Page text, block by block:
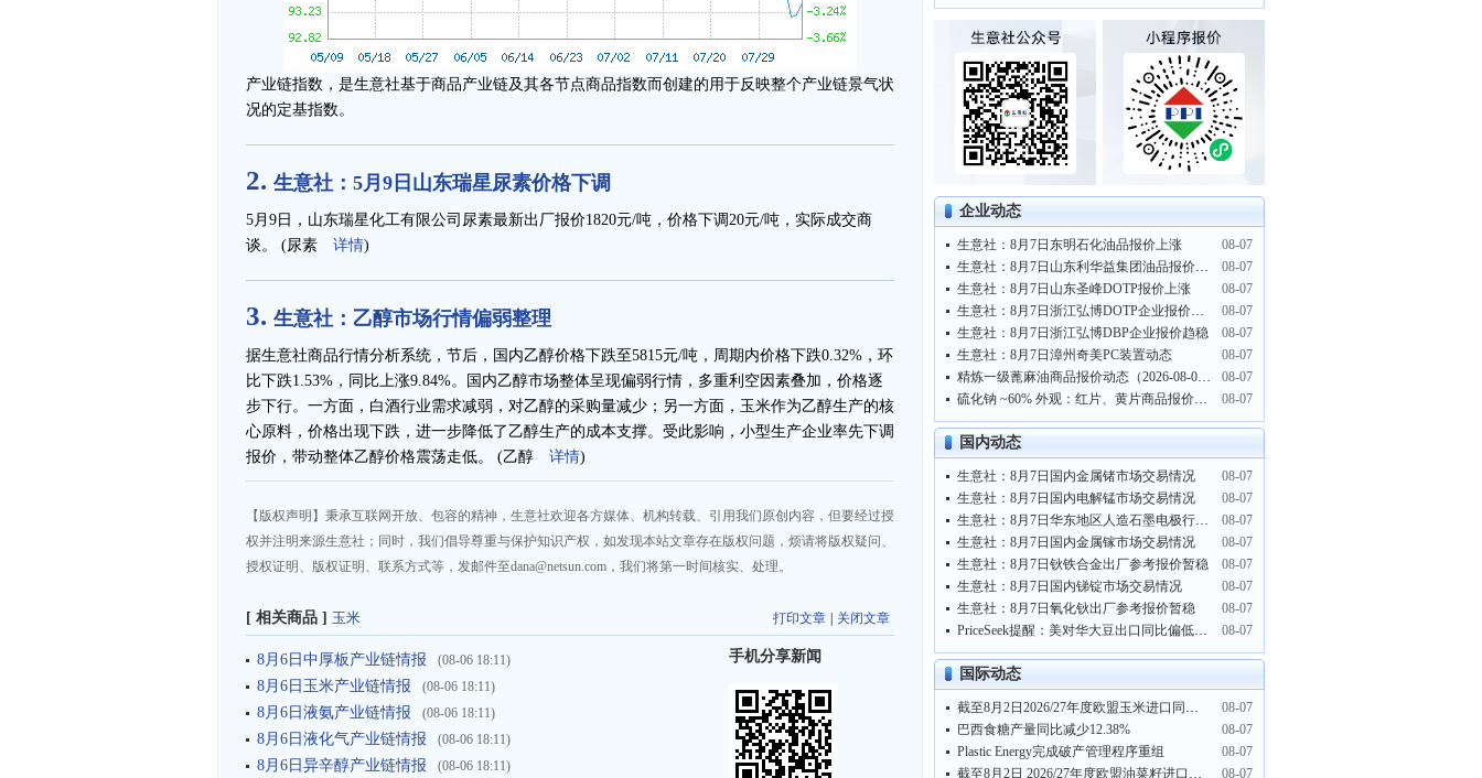
产业链指数，是生意社基于商品产业链及其各节点商品指数而创建的用于反映整个产业链景气状
况的定基指数。
2. 生意社：5月9日山东瑞星尿素价格下调
5月9日，山东瑞星化工有限公司尿素最新出厂报价1820元/吨，价格下调20元/吨，实际成交商
谈。 (尿素 详情)
3. 生意社：乙醇市场行情偏弱整理
据生意社商品行情分析系统，节后，国内乙醇价格下跌至5815元/吨，周期内价格下跌0.32%，环
比下跌1.53%，同比上涨9.84%。国内乙醇市场整体呈现偏弱行情，多重利空因素叠加，价格逐
步下行。一方面，白酒行业需求减弱，对乙醇的采购量减少；另一方面，玉米作为乙醇生产的核
心原料，价格出现下跌，进一步降低了乙醇生产的成本支撑。受此影响，小型生产企业率先下调
报价，带动整体乙醇价格震荡走低。 (乙醇 详情)
【版权声明】秉承互联网开放、包容的精神，生意社欢迎各方媒体、机构转载、引用我们原创内容，但要经过授
权并注明来源生意社；同时，我们倡导尊重与保护知识产权，如发现本站文章存在版权问题，烦请将版权疑问、
授权证明、版权证明、联系方式等，发邮件至dana@netsun.com，我们将第一时间核实、处理。
打印文章 关闭文章
[ 相关商品 ] 玉米
8月6日中厚板产业链情报 (08-06 18:11)
8月6日玉米产业链情报 (08-06 18:11)
8月6日液氨产业链情报 (08-06 18:11)
8月6日液化气产业链情报 (08-06 18:11)
8月6日异辛醇产业链情报 (08-06 18:11)
手机分享新闻
企业动态
生意社：8月7日东明石化油品报价上涨
08-07
生意社：8月7日山东利华益集团油品报价上涨
08-07
生意社：8月7日山东圣峰DOTP报价上涨
08-07
生意社：8月7日浙江弘博DOTP企业报价上涨
08-07
生意社：8月7日浙江弘博DBP企业报价趋稳
08-07
生意社：8月7日漳州奇美PC装置动态
08-07
精炼一级蓖麻油商品报价动态（2026-08-07）
08-07
硫化钠 ~60% 外观：红片、黄片商品报价动态（2026-08-07）
08-07
国内动态
生意社：8月7日国内金属锗市场交易情况
08-07
生意社：8月7日国内电解锰市场交易情况
08-07
生意社：8月7日华东地区人造石墨电极行情稳定
08-07
生意社：8月7日国内金属镓市场交易情况
08-07
生意社：8月7日钬铁合金出厂参考报价暂稳
08-07
生意社：8月7日国内锑锭市场交易情况
08-07
生意社：8月7日氧化钬出厂参考报价暂稳
08-07
PriceSeek提醒：美对华大豆出口同比偏低影响分析
08-07
国际动态
截至8月2日2026/27年度欧盟玉米进口同比增长30%
08-07
巴西食糖产量同比减少12.38%
08-07
Plastic Energy完成破产管理程序重组
08-07
截至8月2日 2026/27年度欧盟油菜籽进口同比降低61%
08-07